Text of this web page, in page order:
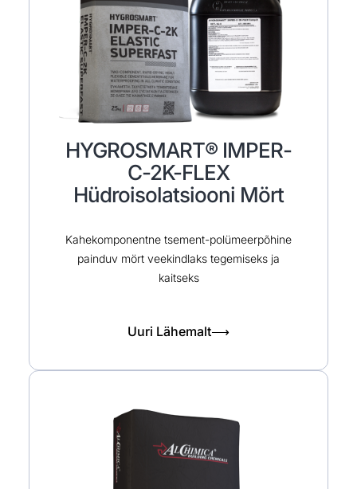
HYGROSMART® IMPER-
C-2K-FLEX
Hüdroisolatsiooni Mört
Kahekomponentne tsement-polümeerpõhine
painduv mört veekindlaks tegemiseks ja
kaitseks
Uuri Lähemalt⟶